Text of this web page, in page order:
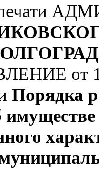
печати
от
Порядка
имуществе